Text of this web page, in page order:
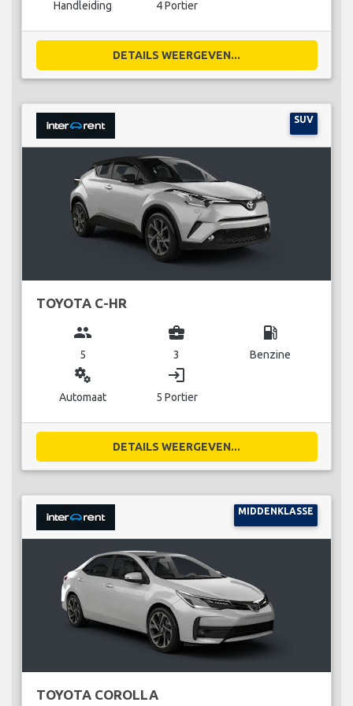
Handleiding 4 Portier
DETAILS WEERGEVEN...
SUV
TOYOTA C-HR
group
5
business_center
3
local_gas_station
Benzine
miscellaneous_services
Automaat
login
5 Portier
DETAILS WEERGEVEN...
MIDDENKLASSE
TOYOTA COROLLA